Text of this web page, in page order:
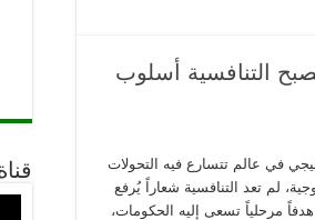
التنافسية أسلوب
في عالم تتسارع فيه التحولات
لم تعد التنافسية شعاراً يُرفع
مرحلياً تسعى إليه الحكومات،